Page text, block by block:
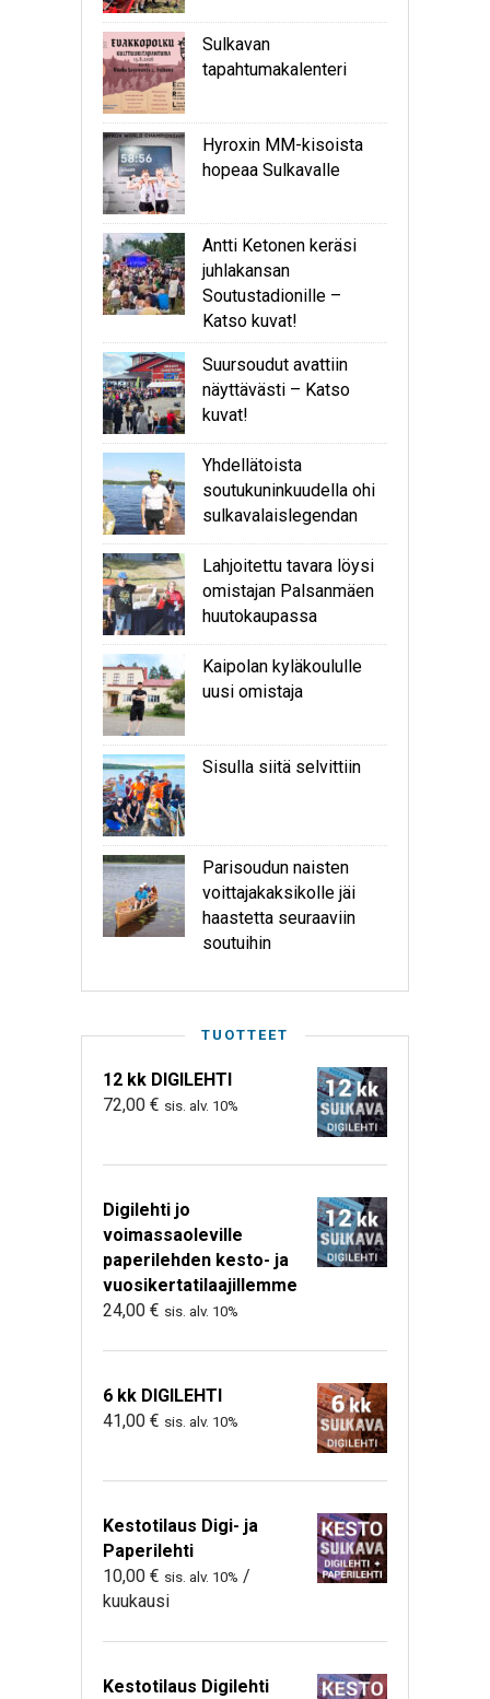
Sulkavan
tapahtumakalenteri
Hyroxin MM-kisoista
hopeaa Sulkavalle
Antti Ketonen keräsi
juhlakansan
Soutustadionille –
Katso kuvat!
Suursoudut avattiin
näyttävästi – Katso
kuvat!
Yhdellätoista
soutukuninkuudella ohi
sulkavalaislegendan
Lahjoitettu tavara löysi
omistajan Palsanmäen
huutokaupassa
Kaipolan kyläkoululle
uusi omistaja
Sisulla siitä selvittiin
Parisoudun naisten
voittajakaksikolle jäi
haastetta seuraaviin
soutuihin
TUOTTEET
12 kk DIGILEHTI
72,00 € sis. alv. 10%
Digilehti jo
voimassaoleville
paperilehden kesto- ja
vuosikertatilaajillemme
24,00 € sis. alv. 10%
6 kk DIGILEHTI
41,00 € sis. alv. 10%
Kestotilaus Digi- ja
Paperilehti
10,00 € sis. alv. 10% /
kuukausi
Kestotilaus Digilehti